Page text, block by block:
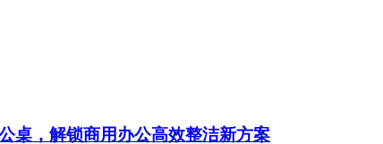
桌，解锁商用办公高效整洁新方案